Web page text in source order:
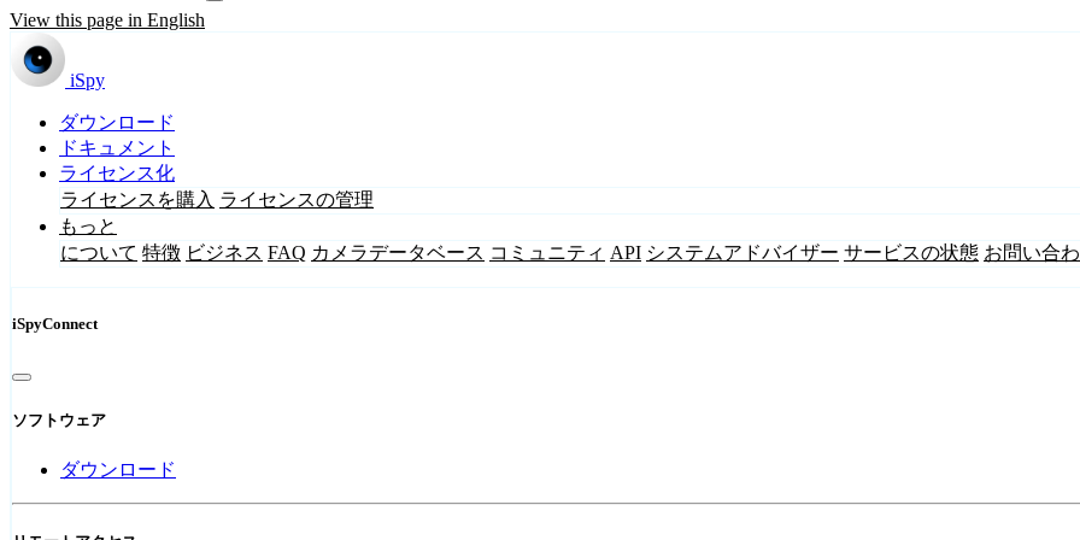
View this page in English
iSpy
ダウンロード
ドキュメント
ライセンス化
ライセンスを購入 ライセンスの管理
もっと
について 特徴 ビジネス FAQ カメラデータベース コミュニティ API システムアドバイザー サービスの状態 お問い合
iSpyConnect
ソフトウェア
ダウンロード